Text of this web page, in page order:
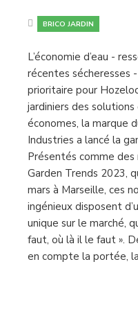
BRICO JARDIN
L’économie d’eau -
récentes sécheresses
prioritaire pour
jardiniers des
économes, la marque
Industries a lancé la
Présentés comme des
Garden Trends 2023,
mars à Marseille, ces
ingénieux disposent
unique sur le marché,
faut, où là il le faut ».
en compte la portée,